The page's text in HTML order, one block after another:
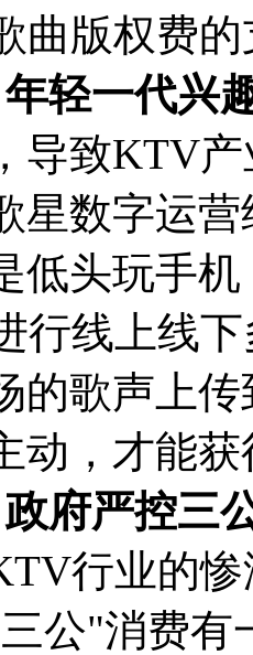
曲版权费
轻一代兴
致KTV产
星数字运
低头玩手
行线上线
的歌声上
动，才能
府严控三
行业的惨
公"消费有